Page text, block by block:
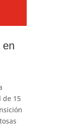
en
de 15